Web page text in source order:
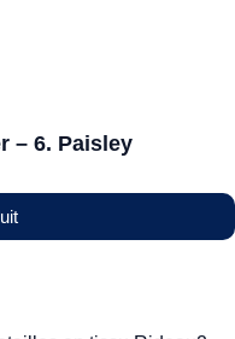
– 6. Paisley